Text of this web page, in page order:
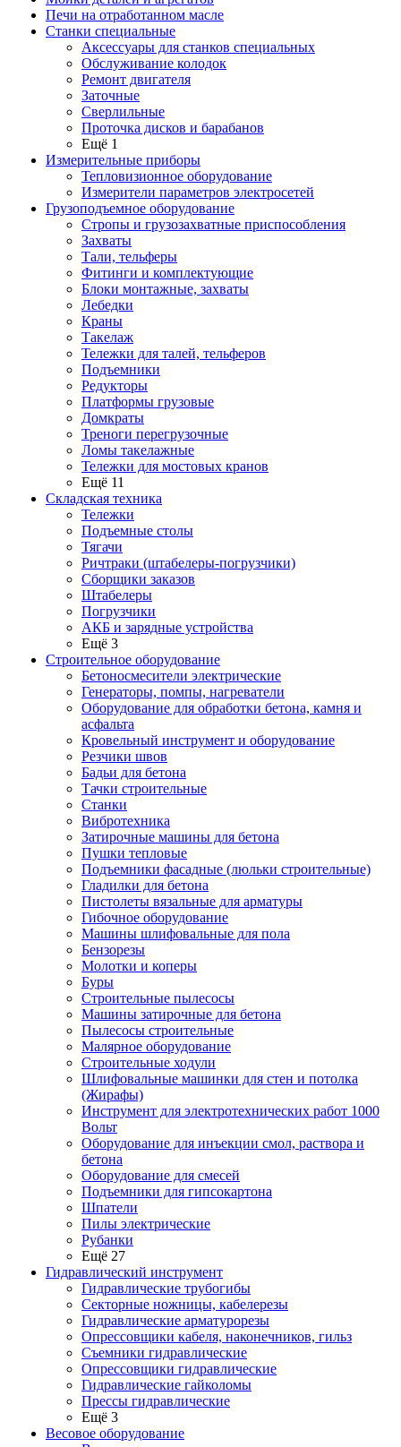
Печи на отработанном масле
Станки специальные
Аксессуары для станков специальных
Обслуживание колодок
Ремонт двигателя
Заточные
Сверлильные
Проточка дисков и барабанов
Ещё 1
Измерительные приборы
Тепловизионное оборудование
Измерители параметров электросетей
Грузоподъемное оборудование
Стропы и грузозахватные приспособления
Захваты
Тали, тельферы
Фитинги и комплектующие
Блоки монтажные, захваты
Лебедки
Краны
Такелаж
Тележки для талей, тельферов
Подъемники
Редукторы
Платформы грузовые
Домкраты
Треноги перегрузочные
Ломы такелажные
Тележки для мостовых кранов
Ещё 11
Складская техника
Тележки
Подъемные столы
Тягачи
Ричтраки (штабелеры-погрузчики)
Сборщики заказов
Штабелеры
Погрузчики
АКБ и зарядные устройства
Ещё 3
Строительное оборудование
Бетоносмесители электрические
Генераторы, помпы, нагреватели
Оборудование для обработки бетона, камня и
асфальта
Кровельный инструмент и оборудование
Резчики швов
Бадьи для бетона
Тачки строительные
Станки
Вибротехника
Затирочные машины для бетона
Пушки тепловые
Подъемники фасадные (люльки строительные)
Гладилки для бетона
Пистолеты вязальные для арматуры
Гибочное оборудование
Машины шлифовальные для пола
Бензорезы
Молотки и коперы
Буры
Строительные пылесосы
Машины затирочные для бетона
Пылесосы строительные
Малярное оборудование
Строительные ходули
Шлифовальные машинки для стен и потолка
(Жирафы)
Инструмент для электротехнических работ 1000
Вольт
Оборудование для инъекции смол, раствора и
бетона
Оборудование для смесей
Подъемники для гипсокартона
Шпатели
Пилы электрические
Рубанки
Ещё 27
Гидравлический инструмент
Гидравлические трубогибы
Секторные ножницы, кабелерезы
Гидравлические арматурорезы
Опрессовщики кабеля, наконечников, гильз
Съемники гидравлические
Опрессовщики гидравлические
Гидравлические гайколомы
Прессы гидравлические
Ещё 3
Весовое оборудование